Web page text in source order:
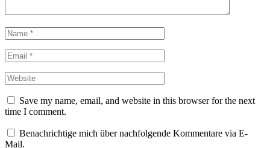
Save my name, email, and website in this browser for the next
time I comment.
Benachrichtige mich über nachfolgende Kommentare via E-
Mail.